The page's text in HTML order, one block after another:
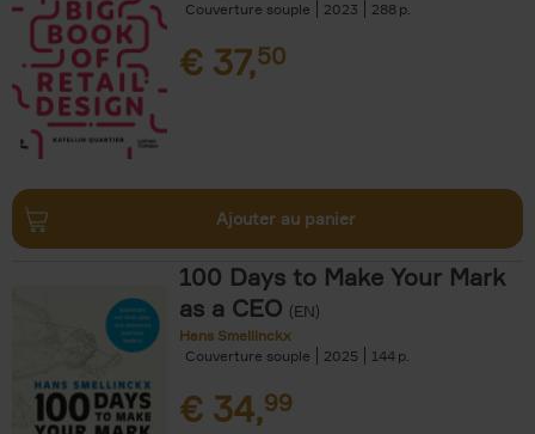
Couverture souple
2023 288
€ 37,50
Ajouter au panier
100 Days to Make Your Mark
as a CEO (EN)
Hans Smellinckx
Couverture souple
2025 144
€ 34,99